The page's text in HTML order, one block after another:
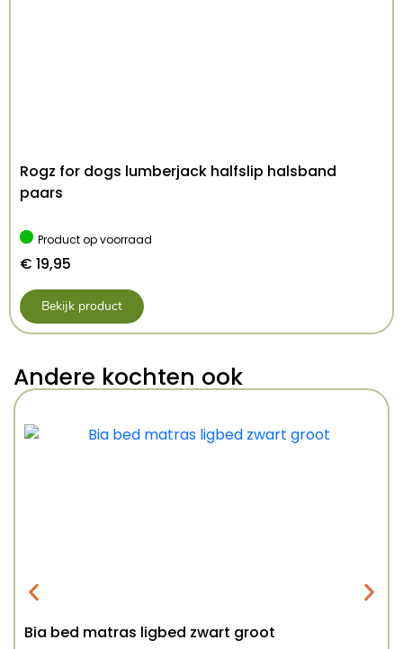
Rogz for dogs lumberjack halfslip halsband
paars
Product op voorraad
€ 19,95
Bekijk product
Andere kochten ook
Bia bed matras ligbed zwart groot